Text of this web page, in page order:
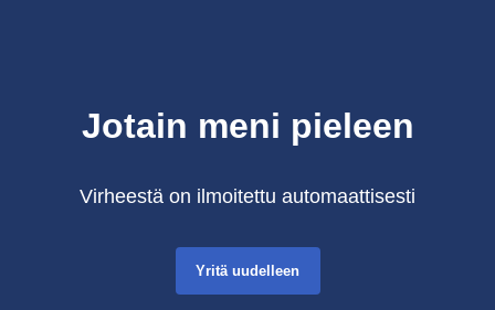
Jotain meni pieleen
Virheestä on ilmoitettu automaattisesti
Yritä uudelleen